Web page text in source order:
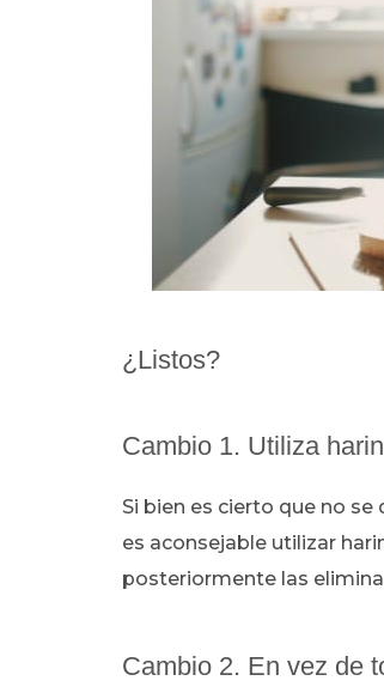
¿Listos?
Cambio 1. Utiliza
Si bien es cierto que no
es aconsejable utilizar
posteriormente las
Cambio 2. En vez de